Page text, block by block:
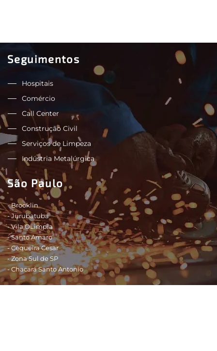
Seguimentos
Hospitais
Comércio
Call Center
Construção Civil
Serviços de Limpeza
Indústria Metalúrgica
São Paulo
- Brooklin
- Jurubatuba
- Vila OLimpia
- Santo Amaro
- Cequeira Cesar
- Zona Sul de SP
- Chacará Santo Antonio